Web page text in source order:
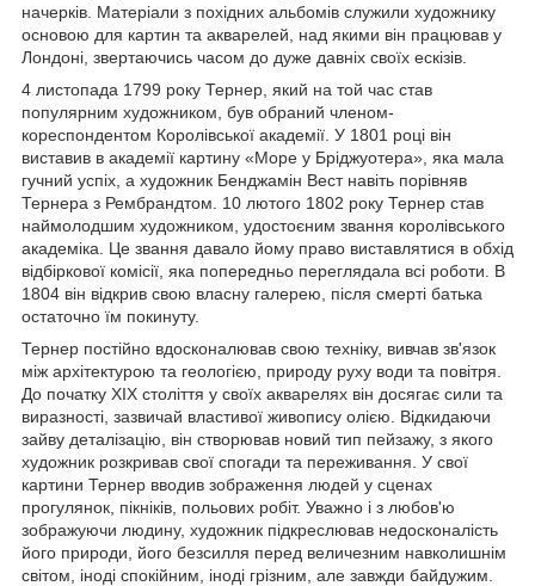
начерків. Матеріали з похідних альбомів служили художнику
основою для картин та акварелей, над якими він працював у
Лондоні, звертаючись часом до дуже давніх своїх ескізів.
4 листопада 1799 року Тернер, який на той час став
популярним художником, був обраний членом-
кореспондентом Королівської академії. У 1801 році він
виставив в академії картину «Море у Бріджуотера», яка мала
гучний успіх, а художник Бенджамін Вест навіть порівняв
Тернера з Рембрандтом. 10 лютого 1802 року Тернер став
наймолодшим художником, удостоєним звання королівського
академіка. Це звання давало йому право виставлятися в обхід
відбіркової комісії, яка попередньо переглядала всі роботи. В
1804 він відкрив свою власну галерею, після смерті батька
остаточно їм покинуту.
Тернер постійно вдосконалював свою техніку, вивчав зв'язок
між архітектурою та геологією, природу руху води та повітря.
До початку XIX століття у своїх акварелях він досягає сили та
виразності, зазвичай властивої живопису олією. Відкидаючи
зайву деталізацію, він створював новий тип пейзажу, з якого
художник розкривав свої спогади та переживання. У свої
картини Тернер вводив зображення людей у сценах
прогулянок, пікніків, польових робіт. Уважно і з любов'ю
зображуючи людину, художник підкреслював недосконалість
його природи, його безсилля перед величезним навколишнім
світом, іноді спокійним, іноді грізним, але завжди байдужим.